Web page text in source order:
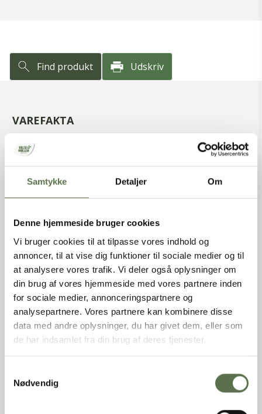
Samtykke Detaljer Om
Denne hjemmeside bruger cookies
Vi bruger cookies til at tilpasse vores indhold og
annoncer, til at vise dig funktioner til sociale medier og til
at analysere vores trafik. Vi deler også oplysninger om
din brug af vores hjemmeside med vores partnere inden
for sociale medier, annonceringspartnere og
analysepartnere. Vores partnere kan kombinere disse
data med andre oplysninger, du har givet dem, eller som
de har indsamlet fra din brug af deres tjenester.
Nødvendig
Find produkt Udskriv
VAREFAKTA
Varenummer
Produkttype
Durummel
Varebetegnelse
Groftformalet durumhvedemel
EAN (stk)
05701075105854
Emballage
Sæk
Holdbarhed (uåbnet)
270 dage
Opbevaring
Tørt, ikke for varmt og ikke
sammen med stærkt lugtende
varer.
Oprindelsesland
Dyrket/Høstet i
Danmark